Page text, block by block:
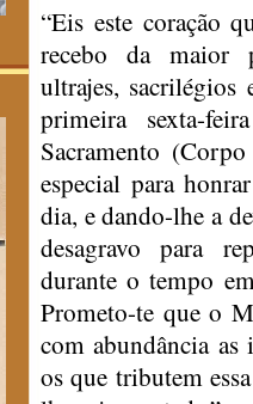
“Eis este coração
recebo da maior
ultrajes, sacrilégios
primeira sexta-
Sacramento
especial para
dia, e dando-lhe a
desagravo para
durante o tempo
Prometo-te que o
com abundância
os que tributem